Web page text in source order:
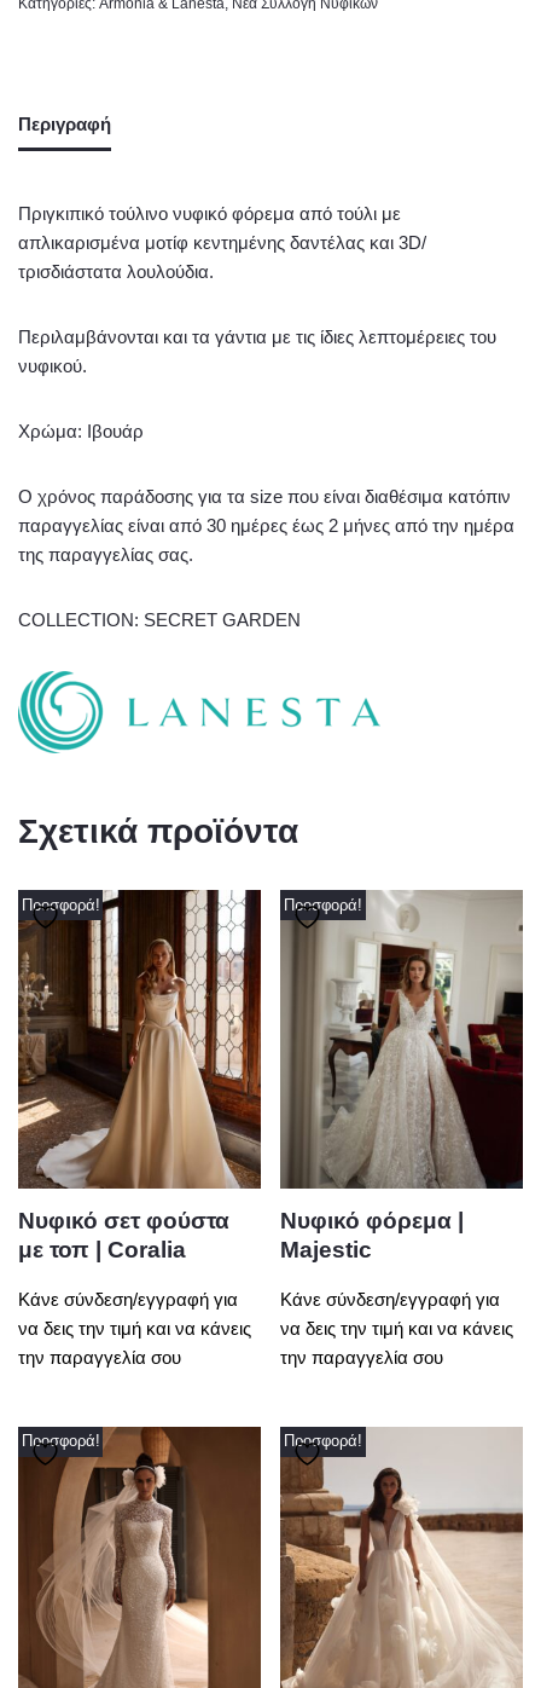
Κατηγορίες: Armonia & Lanesta, Νέα Συλλογή Νυφικών
Περιγραφή
Πριγκιπικό τούλινο νυφικό φόρεμα από τούλι με
απλικαρισμένα μοτίφ κεντημένης δαντέλας και 3D/
τρισδιάστατα λουλούδια.
Περιλαμβάνονται και τα γάντια με τις ίδιες λεπτομέρειες του
νυφικού.
Χρώμα: Ιβουάρ
Ο χρόνος παράδοσης για τα size που είναι διαθέσιμα κατόπιν
παραγγελίας είναι από 30 ημέρες έως 2 μήνες από την ημέρα
της παραγγελίας σας.
COLLECTION: SECRET GARDEN
Σχετικά προϊόντα
Προσφορά!
Νυφικό σετ φούστα
με τοπ | Coralia
Κάνε σύνδεση/εγγραφή για
να δεις την τιμή και να κάνεις
την παραγγελία σου
Προσφορά!
Νυφικό φόρεμα |
Majestic
Κάνε σύνδεση/εγγραφή για
να δεις την τιμή και να κάνεις
την παραγγελία σου
Προσφορά! Προσφορά!